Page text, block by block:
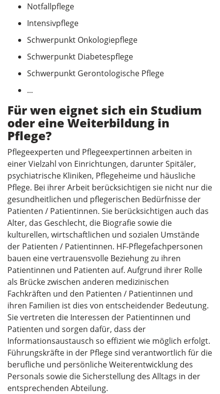
Notfallpflege
Intensivpflege
Schwerpunkt Onkologiepflege
Schwerpunkt Diabetespflege
Schwerpunkt Gerontologische Pflege
...
Für wen eignet sich ein Studium
oder eine Weiterbildung in
Pflege?
Pflegeexperten und Pflegeexpertinnen arbeiten in
einer Vielzahl von Einrichtungen, darunter Spitäler,
psychiatrische Kliniken, Pflegeheime und häusliche
Pflege. Bei ihrer Arbeit berücksichtigen sie nicht nur die
gesundheitlichen und pflegerischen Bedürfnisse der
Patienten / Patientinnen. Sie berücksichtigen auch das
Alter, das Geschlecht, die Biografie sowie die
kulturellen, wirtschaftlichen und sozialen Umstände
der Patienten / Patientinnen. HF-Pflegefachpersonen
bauen eine vertrauensvolle Beziehung zu ihren
Patientinnen und Patienten auf. Aufgrund ihrer Rolle
als Brücke zwischen anderen medizinischen
Fachkräften und den Patienten / Patientinnen und
ihren Familien ist dies von entscheidender Bedeutung.
Sie vertreten die Interessen der Patientinnen und
Patienten und sorgen dafür, dass der
Informationsaustausch so effizient wie möglich erfolgt.
Führungskräfte in der Pflege sind verantwortlich für die
berufliche und persönliche Weiterentwicklung des
Personals sowie die Sicherstellung des Alltags in der
entsprechenden Abteilung.